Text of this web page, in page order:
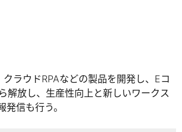
ラウドRPAなどの製品を開発し、Eコ
解放し、生産性向上と新しいワークス
信も行う。